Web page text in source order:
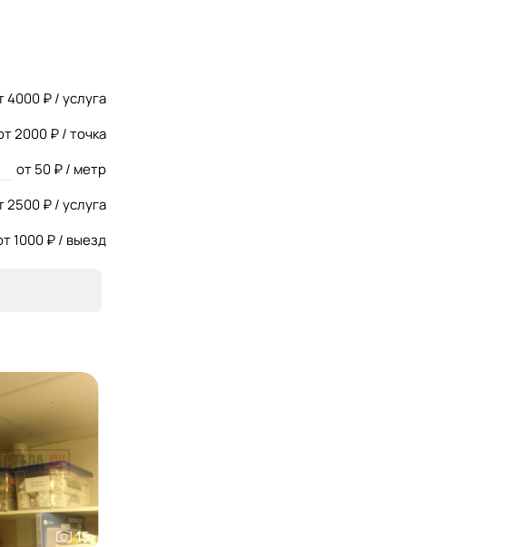
4000 ₽ / услуга
2000 ₽ / точка
от 50 ₽ / метр
2500 ₽ / услуга
1000 ₽ / выезд
15